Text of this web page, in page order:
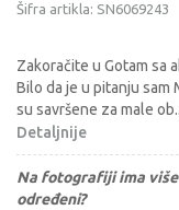
Šifra artikla: SN6069243
Zakoračite u Gotam sa
Bilo da je u pitanju sam
su savršene za male ob
Detaljnije
Na fotografiji ima
određeni?